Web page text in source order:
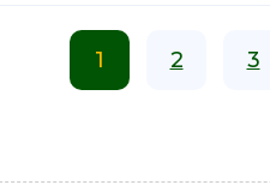
1 2 3